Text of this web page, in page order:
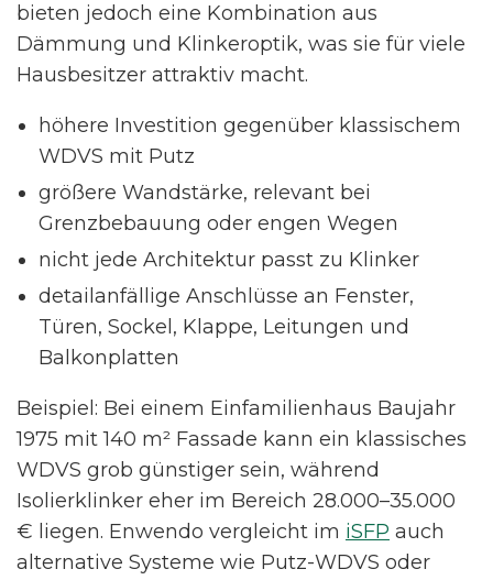
bieten jedoch eine Kombination aus
Dämmung und Klinkeroptik, was sie für viele
Hausbesitzer attraktiv macht.
höhere Investition gegenüber klassischem
WDVS mit Putz
größere Wandstärke, relevant bei
Grenzbebauung oder engen Wegen
nicht jede Architektur passt zu Klinker
detailanfällige Anschlüsse an Fenster,
Türen, Sockel, Klappe, Leitungen und
Balkonplatten
Beispiel: Bei einem Einfamilienhaus Baujahr
1975 mit 140 m² Fassade kann ein klassisches
WDVS grob günstiger sein, während
Isolierklinker eher im Bereich 28.000–35.000
€ liegen. Enwendo vergleicht im iSFP auch
alternative Systeme wie Putz-WDVS oder